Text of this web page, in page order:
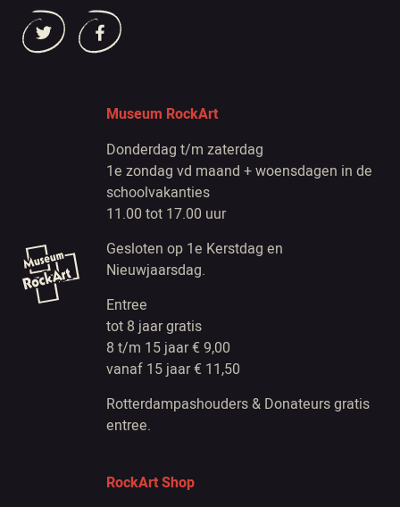
Museum RockArt
Donderdag t/m zaterdag
1e zondag vd maand + woensdagen in de
schoolvakanties
11.00 tot 17.00 uur
Gesloten op 1e Kerstdag en
Nieuwjaarsdag.
Entree
tot 8 jaar gratis
8 t/m 15 jaar € 9,00
vanaf 15 jaar € 11,50
Rotterdampashouders & Donateurs gratis
entree.
RockArt Shop